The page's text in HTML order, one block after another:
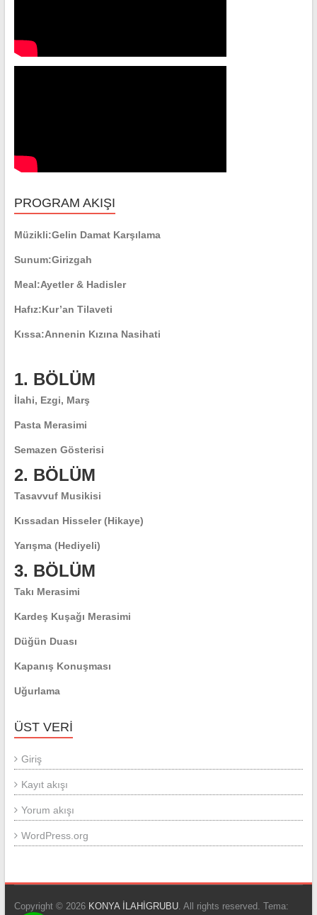
PROGRAM AKIŞI
Müzikli:Gelin Damat Karşılama
Sunum:Girizgah
Meal:Ayetler & Hadisler
Hafız:Kur’an Tilaveti
Kıssa:Annenin Kızına Nasihati
1. BÖLÜM
İlahi, Ezgi, Marş
Pasta Merasimi
Semazen Gösterisi
2. BÖLÜM
Tasavvuf Musikisi
Kıssadan Hisseler (Hikaye)
Yarışma (Hediyeli)
3. BÖLÜM
Takı Merasimi
Kardeş Kuşağı Merasimi
Düğün Duası
Kapanış Konuşması
Uğurlama
ÜST VERI
Giriş
Kayıt akışı
Yorum akışı
WordPress.org
Copyright © 2026 KONYA İLAHİGRUBU. All rights reserved. Tema: